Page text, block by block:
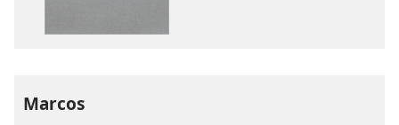
Marcos